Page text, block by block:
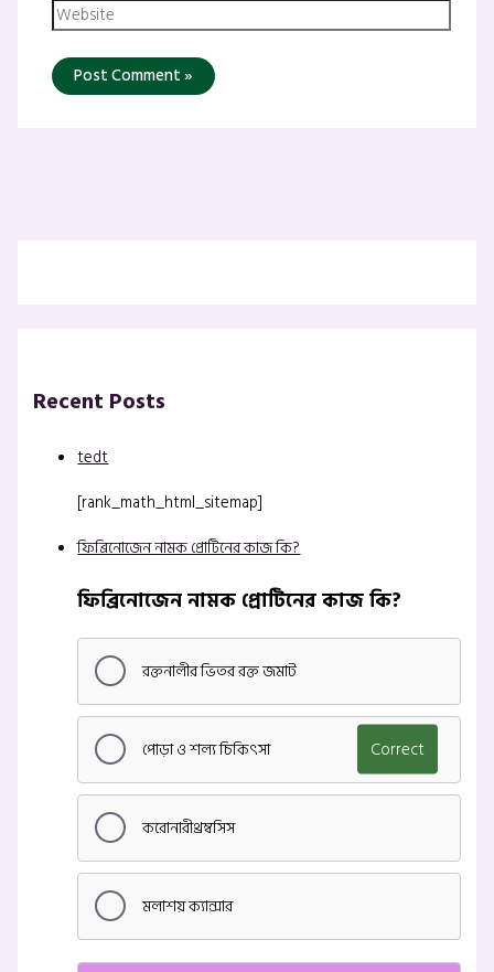
Recent Posts
tedt
[rank_math_html_sitemap]
ফিব্রিনোজেন নামক প্রোটিনের কাজ কি?
ফিব্রিনোজেন নামক প্রোটিনের কাজ কি?
রক্তনালীর ভিতর রক্ত জমাট
পোড়া ও শল্য চিকিৎসা Correct
করোনারীথ্রম্বসিস
মলাশয় ক্যান্সার